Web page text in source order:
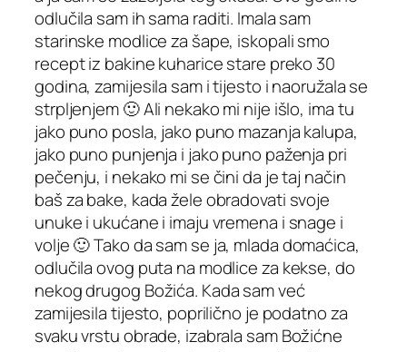
odlučila sam ih sama raditi. Imala sam
starinske modlice za šape, iskopali smo
recept iz bakine kuharice stare preko 30
godina, zamijesila sam i tijesto i naoružala se
strpljenjem 🙂 Ali nekako mi nije išlo, ima tu
jako puno posla, jako puno mazanja kalupa,
jako puno punjenja i jako puno paženja pri
pečenju, i nekako mi se čini da je taj način
baš za bake, kada žele obradovati svoje
unuke i ukućane i imaju vremena i snage i
volje 🙂 Tako da sam se ja, mlada domaćica,
odlučila ovog puta na modlice za kekse, do
nekog drugog Božića. Kada sam već
zamijesila tijesto, poprilično je podatno za
svaku vrstu obrade, izabrala sam Božićne